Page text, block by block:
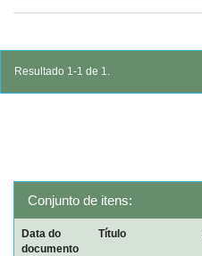
Resultado 1-1 de 1.
Conjunto de itens:
Data do
documento
Título